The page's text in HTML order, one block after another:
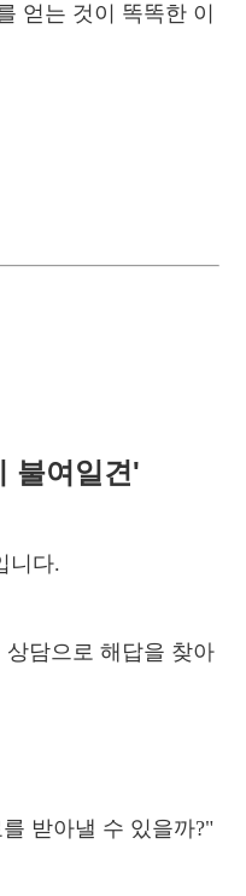
얻는 것이 똑똑한 이
불여일견'
니다.
담으로 해답을 찾아
받아낼 수 있을까?"